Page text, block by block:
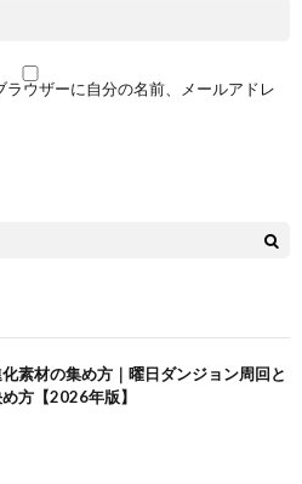
ウザーに自分の名前、メールアドレ
素材の集め方｜曜日ダンジョン周回と
方【2026年版】